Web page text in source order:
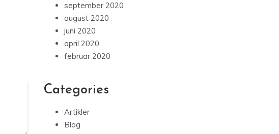
september 2020
august 2020
juni 2020
april 2020
februar 2020
Categories
Artikler
Blog